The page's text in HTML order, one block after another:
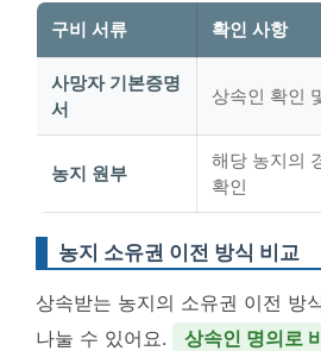
구비 서류 확인 사항
사망자 기본증명
서
상속인 확인
농지 원부
해당 농지의
확인
농지 소유권 이전 방식 비교
상속받는 농지의 소유권 이전 방
나눌 수 있어요.
상속인 명의로